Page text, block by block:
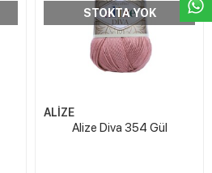
STOKTA YOK
ALİZE
Alize Diva 354 Gül